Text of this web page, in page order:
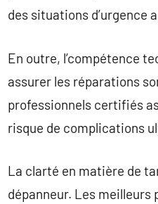
des situations d’urgence
En outre, l’compétence
assurer les réparations
professionnels certifiés
risque de complications
La clarté en matière de
dépanneur. Les